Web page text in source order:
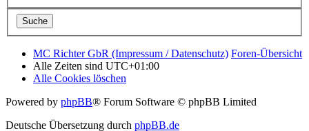
MC Richter GbR (Impressum / Datenschutz) Foren-Übersicht
Alle Zeiten sind UTC+01:00
Alle Cookies löschen
Powered by phpBB® Forum Software © phpBB Limited
Deutsche Übersetzung durch phpBB.de